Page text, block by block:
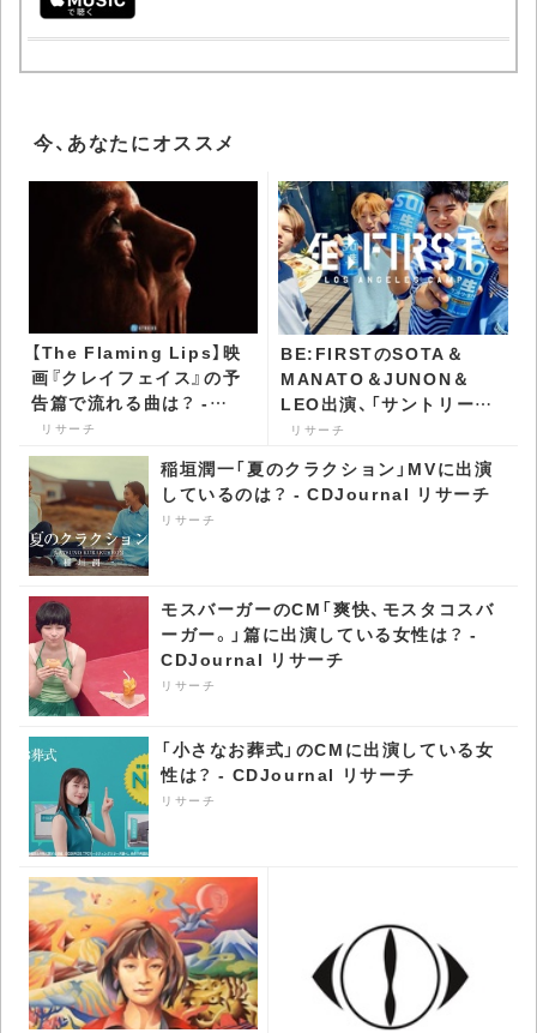
今、あなたにオススメ
【The Flaming Lips】映
画『クレイフェイス』の予
告篇で流れる曲は？ -
CDJournal リサーチ
リサーチ
BE:FIRSTのSOTA＆
MANATO＆JUNON＆
LEO出演、「サントリー生
ビール」のCMで流れる曲
チ
リサーチ
稲垣潤一「夏のクラクション」MVに出演
しているのは？ - CDJournal リサーチ
リサーチ
モスバーガーのCM「爽快、モスタコスバ
ーガー。」篇に出演している女性は？ -
CDJournal リサーチ
リサーチ
「小さなお葬式」のCMに出演している女
性は？ - CDJournal リサーチ
リサーチ